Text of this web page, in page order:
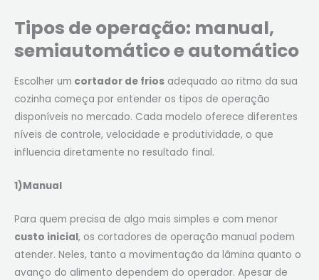
Tipos de operação: manual,
semiautomático e automático
Escolher um cortador de frios adequado ao ritmo da sua
cozinha começa por entender os tipos de operação
disponíveis no mercado. Cada modelo oferece diferentes
níveis de controle, velocidade e produtividade, o que
influencia diretamente no resultado final.
1)Manual
Para quem precisa de algo mais simples e com menor
custo inicial, os cortadores de operação manual podem
atender. Neles, tanto a movimentação da lâmina quanto o
avanço do alimento dependem do operador. Apesar de